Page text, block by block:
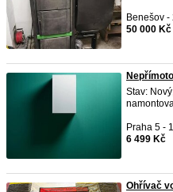
Benešov -
50 000 Kč
Stav:
Praha 5 -
6 499 Kč
Ohřívač